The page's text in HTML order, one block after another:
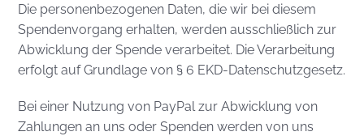
Die personenbezogenen Daten, die wir bei diesem
Spendenvorgang erhalten, werden ausschließlich zur
Abwicklung der Spende verarbeitet. Die Verarbeitung
erfolgt auf Grundlage von § 6 EKD-Datenschutzgesetz.
Bei einer Nutzung von PayPal zur Abwicklung von
Zahlungen an uns oder Spenden werden von uns